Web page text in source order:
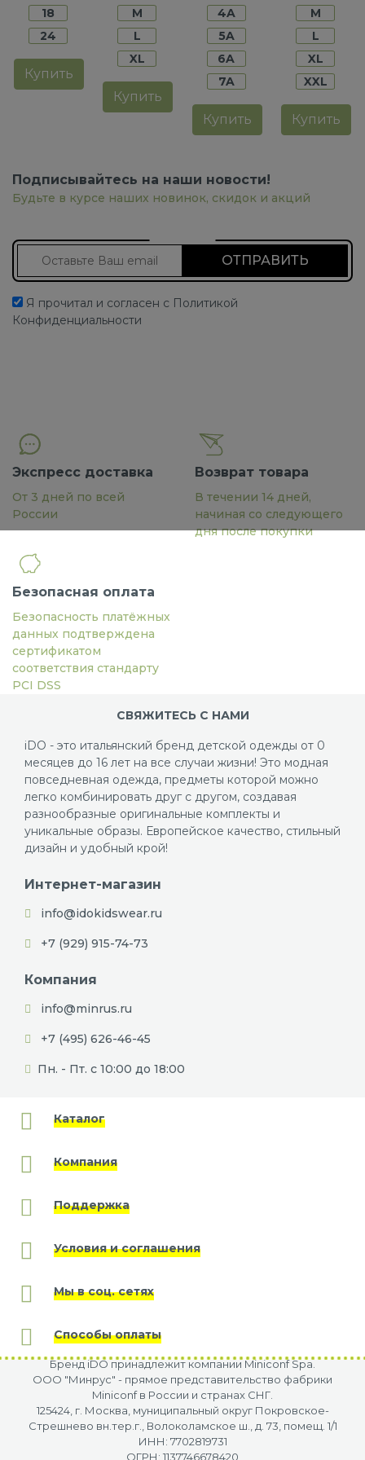
18
24
Купить
M
L
XL
Купить
4A
5A
6A
7A
Купить
M
L
XL
XXL
Купить
Подписывайтесь на наши новости!
Будьте в курсе наших новинок, скидок и акций
Я прочитал и согласен с Политикой
Конфиденциальности
Экспресс доставка
От 3 дней по всей
России
Возврат товара
В течении 14 дней,
начиная со следующего
дня после покупки
Безопасная оплата
Безопасность платёжных
данных подтверждена
сертификатом
соответствия стандарту
PCI DSS
СВЯЖИТЕСЬ С НАМИ
iDO - это итальянский бренд детской одежды от 0
месяцев до 16 лет на все случаи жизни! Это модная
повседневная одежда, предметы которой можно
легко комбинировать друг с другом, создавая
разнообразные оригинальные комплекты и
уникальные образы. Европейское качество, стильный
дизайн и удобный крой!
Интернет-магазин
info@idokidswear.ru
+7 (929) 915-74-73
Компания
info@minrus.ru
+7 (495) 626-46-45
Пн. - Пт. с 10:00 до 18:00
Каталог
Компания
Поддержка
Условия и соглашения
Мы в соц. сетях
Способы оплаты
Бренд iDO принадлежит компании Miniconf Spa.
OOO "Минрус" - прямое представительство фабрики
Miniconf в России и странах СНГ.
125424, г. Москва, муниципальный округ Покровское-
Стрешнево вн.тер.г., Волоколамское ш., д. 73, помещ. 1/1
ИНН: 7702819731
ОГРН: 1137746678420